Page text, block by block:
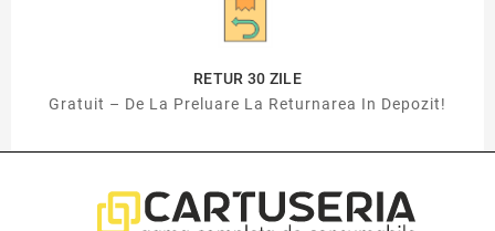
RETUR 30 ZILE
Gratuit – De La Preluare La Returnarea In Depozit!